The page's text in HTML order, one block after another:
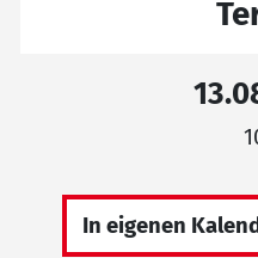
In eigenen